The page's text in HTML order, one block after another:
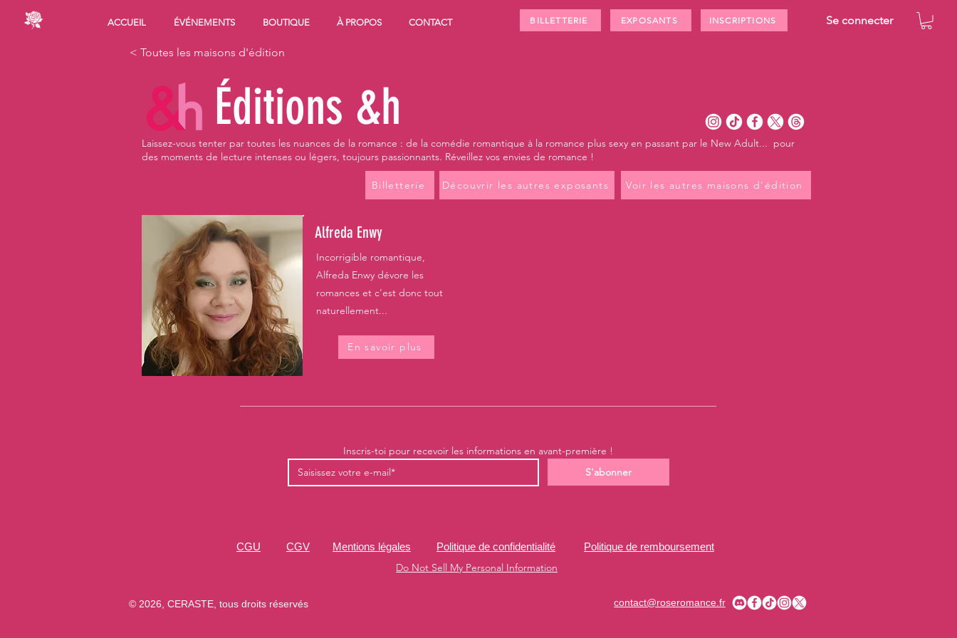
ACCUEIL ÉVÉNEMENTS BOUTIQUE À PROPOS CONTACT BILLETTERIE EXPOSANTS INSCRIPTIONS Se connecter
< Toutes les maisons d'édition
Éditions &h
Laissez-vous tenter par toutes les nuances de la romance : de la comédie romantique à la romance plus sexy en passant par le New Adult... pour
des moments de lecture intenses ou légers, toujours passionnants. Réveillez vos envies de romance !
Billetterie Découvrir les autres exposants Voir les autres maisons d'édition
Alfreda Enwy
Incorrigible romantique,
Alfreda Enwy dévore les
romances et c'est donc tout
naturellement...
En savoir plus
Inscris-toi pour recevoir les informations en avant-première !
S'abonner
CGU CGV Mentions légales Politique de confidentialité Politique de remboursement
Do Not Sell My Personal Information
© 2026, CERASTE, tous droits réservés contact@roseromance.fr